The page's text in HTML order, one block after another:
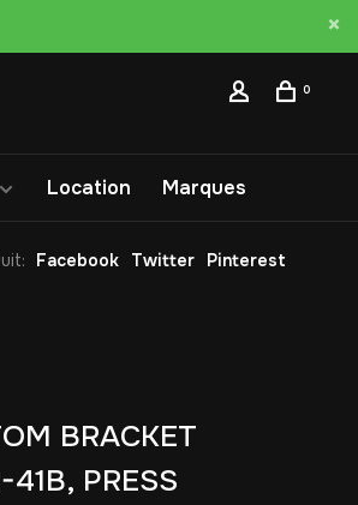
0
Location Marques
Facebook Twitter Pinterest
BRACKET
PRESS